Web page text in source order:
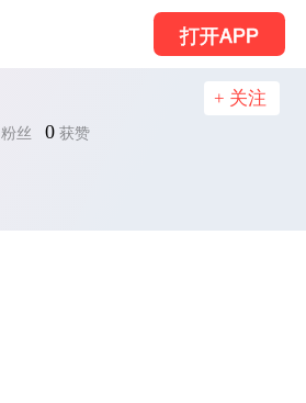
打开APP
粉丝 0 获赞
+ 关注